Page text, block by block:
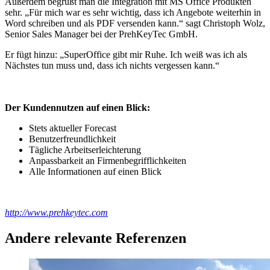
sehr. „Für mich war es sehr wichtig, dass ich Angebote weiterhin in
Word schreiben und als PDF versenden kann.“ sagt Christoph Wolz,
Senior Sales Manager bei der PrehKeyTec GmbH.
Er fügt hinzu: „SuperOffice gibt mir Ruhe. Ich weiß was ich als
Nächstes tun muss und, dass ich nichts vergessen kann.“
Der Kundennutzen auf einen Blick:
Stets aktueller Forecast
Benutzerfreundlichkeit
Tägliche Arbeitserleichterung
Anpassbarkeit an Firmenbegrifflichkeiten
Alle Informationen auf einen Blick
http://www.prehkeytec.com
Andere relevante Referenzen